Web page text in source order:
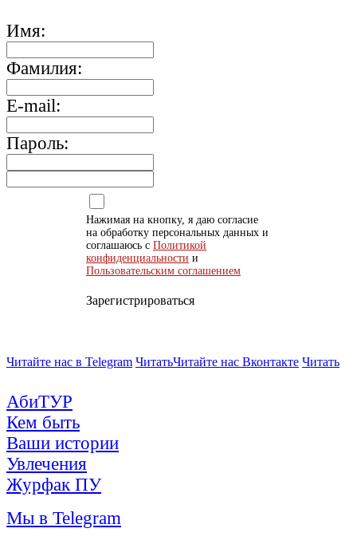
Имя:
Фамилия:
E-mail:
Пароль:
Нажимая на кнопку, я даю согласие
на обработку персональных данных и
соглашаюсь с Политикой
конфиденциальности и
Пользовательским соглашением
Зарегистрироваться
Читайте нас в Telegram ЧитатьЧитайте нас Вконтакте Читать
АбиТУР
Кем быть
Ваши истории
Увлечения
Журфак ПУ
Мы в Telegram